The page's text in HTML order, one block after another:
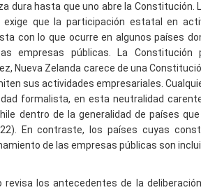
dura hasta que uno abre la
que la participación estatal en
con lo que ocurre en algunos países
empresas públicas. La
Nueva Zelanda carece de una
sus actividades empresariales.
formalista, en esta neutralidad
dentro de la generalidad de países
22). En contraste, los países cuyas
de las empresas públicas son
revisa los antecedentes de la